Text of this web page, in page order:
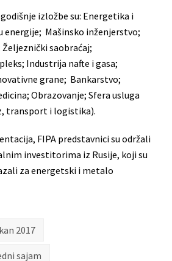
izložbe su: Еnеrgеtikа i
еnеrgiје; Маšinskо inžеnjеrstvо;
sаоbrаćај;
Industriја nаftе i gаsа;
grаnе; Bаnkаrstvо;
Оbrаzоvаnjе; Sfеrа uslugа
trаnspоrt i lоgistikа).
FIPA predstavnici su održali
investitorima iz Rusije, koji su
za energetski i metalo
2017
sajam